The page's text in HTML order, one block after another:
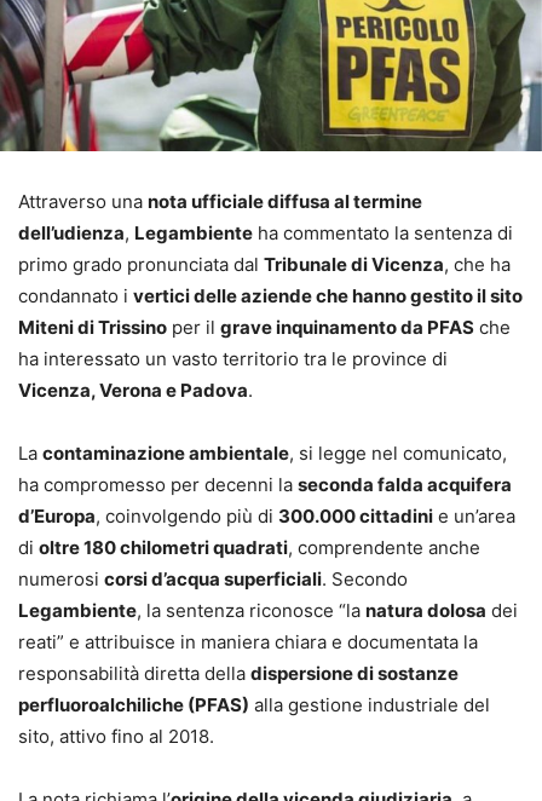
Attraverso una nota ufficiale diffusa al termine
dell’udienza, Legambiente ha commentato la sentenza di
primo grado pronunciata dal Tribunale di Vicenza, che ha
condannato i vertici delle aziende che hanno gestito il sito
Miteni di Trissino per il grave inquinamento da PFAS che
ha interessato un vasto territorio tra le province di
Vicenza, Verona e Padova.
La contaminazione ambientale, si legge nel comunicato,
ha compromesso per decenni la seconda falda acquifera
d’Europa, coinvolgendo più di 300.000 cittadini e un’area
di oltre 180 chilometri quadrati, comprendente anche
numerosi corsi d’acqua superficiali. Secondo
Legambiente, la sentenza riconosce “la natura dolosa dei
reati” e attribuisce in maniera chiara e documentata la
responsabilità diretta della dispersione di sostanze
perfluoroalchiliche (PFAS) alla gestione industriale del
sito, attivo fino al 2018.